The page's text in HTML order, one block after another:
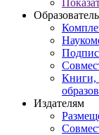
Книги,
Издателям